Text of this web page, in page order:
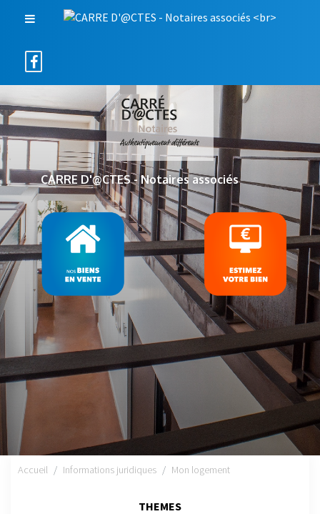
CARRE D'@CTES - Notaires associés
Accueil Informations juridiques Mon logement
THEMES